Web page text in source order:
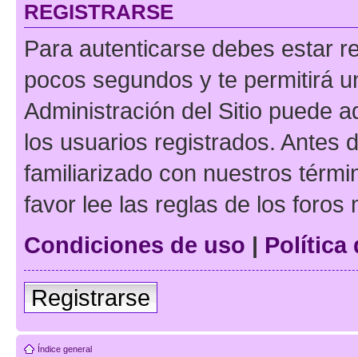
REGISTRARSE
Para autenticarse debes estar
pocos segundos y te permitirá
Administración del Sitio puede
los usuarios registrados. Antes
familiarizado con nuestros
favor lee las reglas de los foros
Condiciones de uso | Política
Registrarse
Índice general